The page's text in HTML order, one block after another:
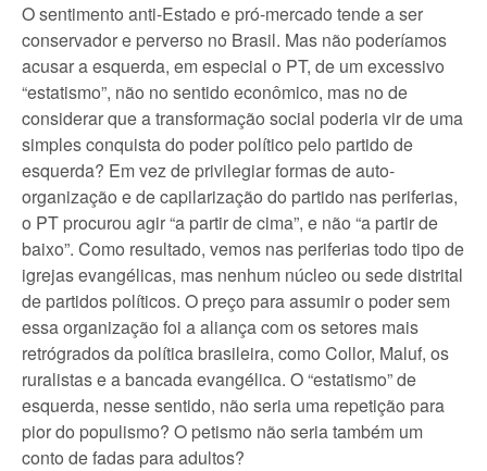
O sentimento anti-Estado e pró-mercado tende a ser
conservador e perverso no Brasil. Mas não poderíamos
acusar a esquerda, em especial o PT, de um excessivo
“estatismo”, não no sentido econômico, mas no de
considerar que a transformação social poderia vir de uma
simples conquista do poder político pelo partido de
esquerda? Em vez de privilegiar formas de auto-
organização e de capilarização do partido nas periferias,
o PT procurou agir “a partir de cima”, e não “a partir de
baixo”. Como resultado, vemos nas periferias todo tipo de
igrejas evangélicas, mas nenhum núcleo ou sede distrital
de partidos políticos. O preço para assumir o poder sem
essa organização foi a aliança com os setores mais
retrógrados da política brasileira, como Collor, Maluf, os
ruralistas e a bancada evangélica. O “estatismo” de
esquerda, nesse sentido, não seria uma repetição para
pior do populismo? O petismo não seria também um
conto de fadas para adultos?